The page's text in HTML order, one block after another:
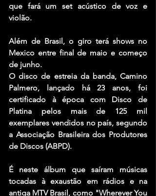
que fará um set acústico de voz e
violão.
Além de Brasil, o giro terá shows no
Mexico entre final de maio e começo
de junho.
O disco de estreia da banda, Camino
Palmero, lançado há 23 anos, foi
certificado à época com Disco de
Platina pelos mais de 125 mil
exemplares vendidos no país, segundo
a Associação Brasileira dos Produtores
de Discos (ABPD).
É neste álbum que saíram músicas
tocadas à exaustão em rádios e na
antiga MTV Brasil, como "Wherever You